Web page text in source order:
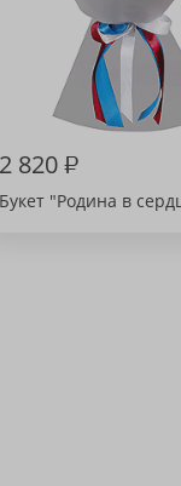
2 820₽
Букет "Родина в